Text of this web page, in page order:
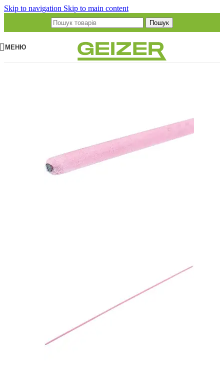
Skip to navigation Skip to main content
Пошук
МЕНЮ